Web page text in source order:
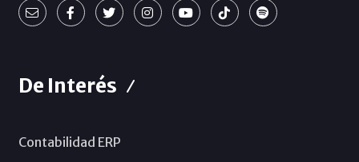
De Interés
Contabilidad ERP